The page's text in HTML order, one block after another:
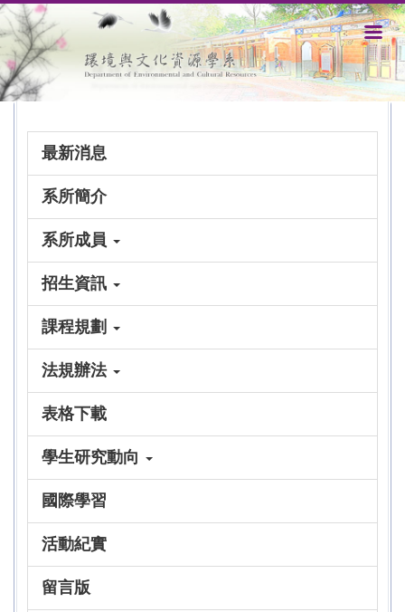
跳
到
主
要
內
容
最新消息
系所簡介
系所成員
招生資訊
課程規劃
法規辦法
表格下載
學生研究動向
國際學習
活動紀實
留言版